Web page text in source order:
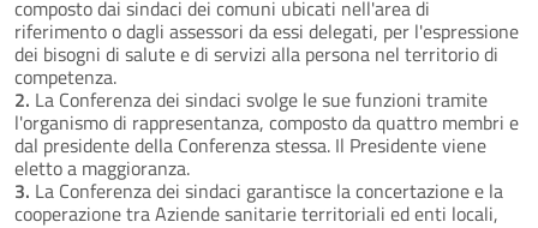
composto dai sindaci dei comuni ubicati nell'area di
riferimento o dagli assessori da essi delegati, per l'espressione
dei bisogni di salute e di servizi alla persona nel territorio di
competenza.
2. La Conferenza dei sindaci svolge le sue funzioni tramite
l'organismo di rappresentanza, composto da quattro membri e
dal presidente della Conferenza stessa. Il Presidente viene
eletto a maggioranza.
3. La Conferenza dei sindaci garantisce la concertazione e la
cooperazione tra Aziende sanitarie territoriali ed enti locali,